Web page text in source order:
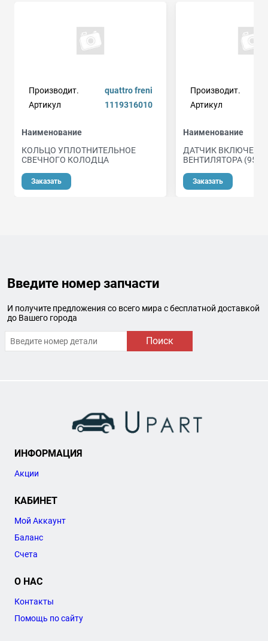
Производит.
quattro freni
Артикул
1119316010
Наименование
КОЛЬЦО УПЛОТНИТЕЛЬНОЕ
СВЕЧНОГО КОЛОДЦА
Заказать
Производит.
Артикул
Наименование
ДАТЧИК
ВЕНТИЛЯТОРА (95/
Заказать
Введите номер запчасти
И получите предложения со всего мира с бесплатной доставкой
до Вашего города
Поиск
ИНФОРМАЦИЯ
Акции
КАБИНЕТ
Мой Аккаунт
Баланс
Счета
О НАС
Контакты
Помощь по сайту